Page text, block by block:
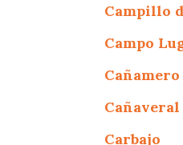
Campillo
Campo
Cañamero
Cañaveral
Carbajo